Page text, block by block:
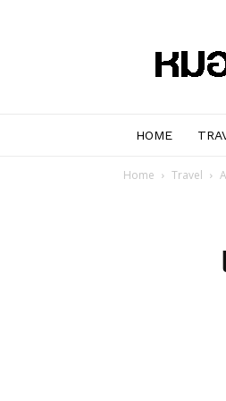
HOME
Home Travel